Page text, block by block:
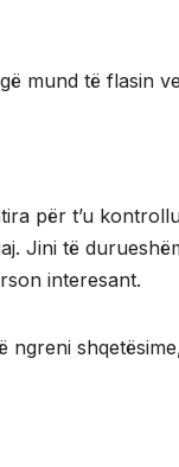
mund të flasin
për t’u
Jini të
interesant.